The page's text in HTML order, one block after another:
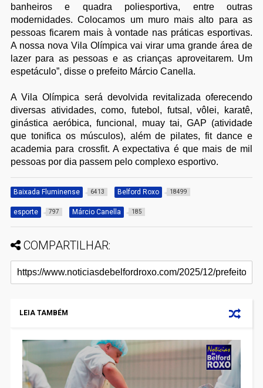
banheiros e quadra poliesportiva, entre outras
modernidades. Colocamos um muro mais alto para as
pessoas ficarem mais à vontade nas práticas esportivas.
A nossa nova Vila Olímpica vai virar uma grande área de
lazer para as pessoas e as crianças aproveitarem. Um
espetáculo”, disse o prefeito Márcio Canella.
A Vila Olímpica será devolvida revitalizada oferecendo
diversas atividades, como, futebol, futsal, vôlei, karatê,
ginástica aeróbica, funcional, muay tai, GAP (atividade
que tonifica os músculos), além de pilates, fit dance e
academia para crossfit. A expectativa é que mais de mil
pessoas por dia passem pelo complexo esportivo.
Baixada Fluminense 6413 Belford Roxo 18499
esporte 797 Márcio Canella 185
COMPARTILHAR:
LEIA TAMBÉM